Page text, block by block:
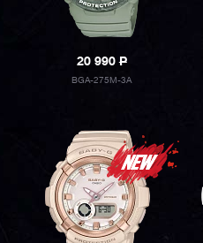
20 990P
BGA-275M-3A